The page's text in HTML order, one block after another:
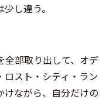
し違う。
全部取り出して、オデ
ロスト・シティ・ラン
けながら、自分だけの